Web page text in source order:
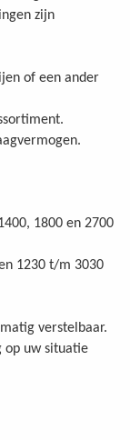
zijn
of een ander
1800 en 2700
1230 t/m 3030
verstelbaar.
op uw situatie